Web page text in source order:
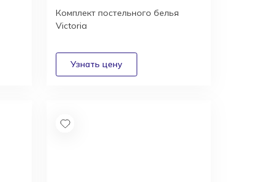
Комплект постельного белья
Victoria